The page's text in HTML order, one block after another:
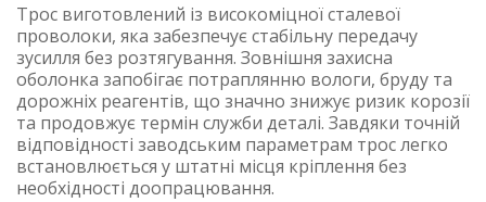
Трос виготовлений із високоміцної сталевої
проволоки, яка забезпечує стабільну передачу
зусилля без розтягування. Зовнішня захисна
оболонка запобігає потраплянню вологи, бруду та
дорожніх реагентів, що значно знижує ризик корозії
та продовжує термін служби деталі. Завдяки точній
відповідності заводським параметрам трос легко
встановлюється у штатні місця кріплення без
необхідності доопрацювання.